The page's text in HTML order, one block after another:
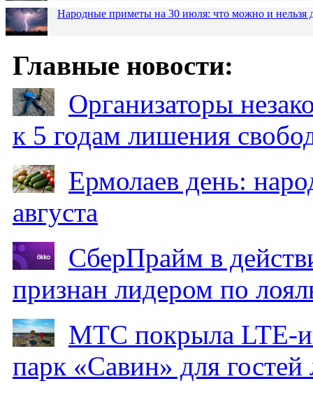
Народные приметы на 30 июля: что можно и нельзя
Главные новости:
Организаторы
к 5 годам лишения
Ермолаев день:
августа
СберПрайм в
признан лидером по
МТС покрыла LTE-
парк «Савин» для гостей